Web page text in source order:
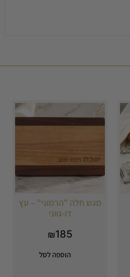
מגש חלה "הרמוני" – עץ
דו-גווני
₪185
הוספה לסל